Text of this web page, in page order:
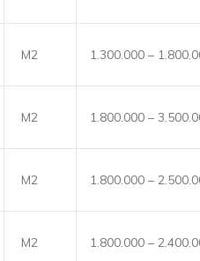
M2 1.300.000 –
M2 1.800.000 –
M2 1.800.000 –
M2 1.800.000 –